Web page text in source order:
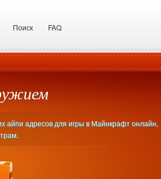
Поиск FAQ
айпи адресов для игры в Майнкрафт онлайн,